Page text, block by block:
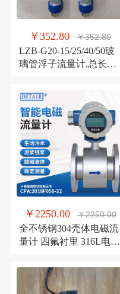
￥352.80 ￥352.80
LZB-G20-15/25/40/50玻
璃管浮子流量计,总长
￥2250.00 ￥2250.00
全不锈钢304壳体电磁流
量计 四氟衬里 316L电极